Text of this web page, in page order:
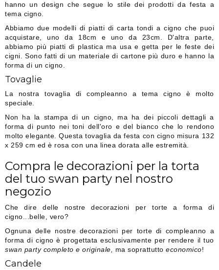
hanno un design che segue lo stile dei prodotti da festa a
tema cigno.
Abbiamo due modelli di piatti di carta tondi a cigno che puoi
acquistare, uno da 18cm e uno da 23cm. D'altra parte,
abbiamo più piatti di plastica ma usa e getta per le feste dei
cigni. Sono fatti di un materiale di cartone più duro e hanno la
forma di un cigno.
Tovaglie
La nostra tovaglia di compleanno a tema cigno è molto
speciale.
Non ha la stampa di un cigno, ma ha dei piccoli dettagli a
forma di punto nei toni dell'oro e del bianco che lo rendono
molto elegante. Questa tovaglia da festa con cigno misura 132
x 259 cm ed è rosa con una linea dorata alle estremità.
Compra le decorazioni per la torta
del tuo swan party nel nostro
negozio
Che dire delle nostre decorazioni per torte a forma di
cigno...belle, vero?
Ognuna delle nostre decorazioni per torte di compleanno a
forma di cigno è progettata esclusivamente per rendere il tuo
swan party completo e originale, ma soprattutto economico!
Candele